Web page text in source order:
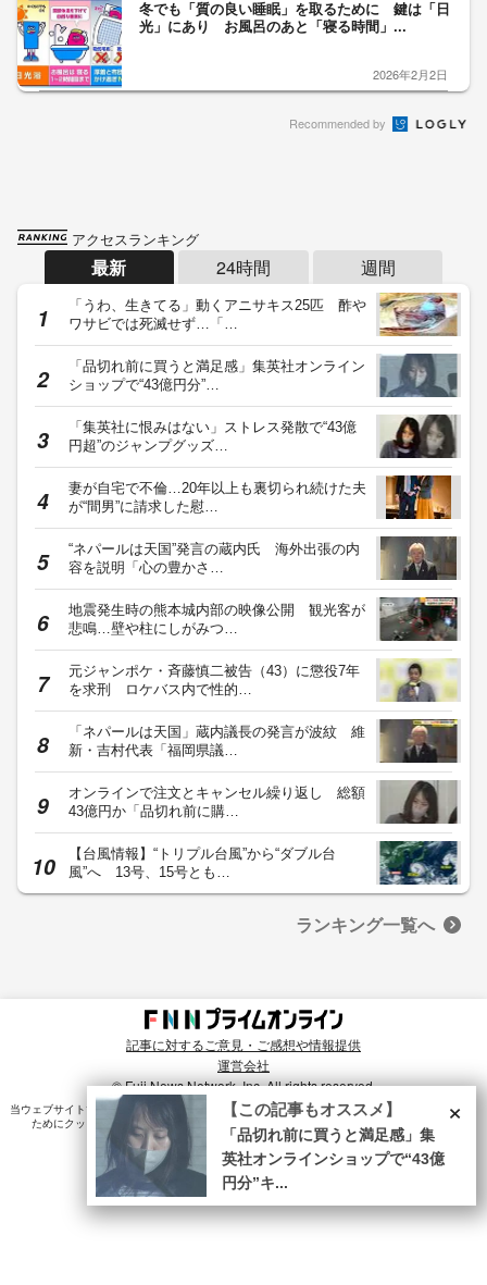
冬でも「質の良い睡眠」を取るために 鍵は「日
光」にあり お風呂のあと「寝る時間」...
2026年2月2日
Recommended by
アクセスランキング
最新 24時間 週間
「うわ、生きてる」動くアニサキス25匹 酢や
ワサビでは死滅せず…「…
「品切れ前に買うと満足感」集英社オンライン
ショップで“43億円分”…
「集英社に恨みはない」ストレス発散で“43億
円超”のジャンプグッズ…
妻が自宅で不倫…20年以上も裏切られ続けた夫
が“間男”に請求した慰…
“ネパールは天国”発言の蔵内氏 海外出張の内
容を説明「心の豊かさ…
地震発生時の熊本城内部の映像公開 観光客が
悲鳴…壁や柱にしがみつ…
元ジャンポケ・斉藤慎二被告（43）に懲役7年
を求刑 ロケバス内で性的…
「ネパールは天国」蔵内議長の発言が波紋 維
新・吉村代表「福岡県議…
オンラインで注文とキャンセル繰り返し 総額
43億円か「品切れ前に購…
【台風情報】“トリプル台風”から“ダブル台
風”へ 13号、15号とも…
ランキング一覧へ
記事に対するご意見・ご感想や情報提供
運営会社
© Fuji News Network, Inc. All rights reserved.
当ウェブサイトでは、ユーザのニーズ・興味・関⼼に合致したコンテンツや広告配信を提供する
ためにクッキーを使⽤しています。詳細は、
プライバシーポリシー をご確認ください。×
【この記事もオススメ】
「品切れ前に買うと満足感」集
英社オンラインショップで“43億
円分”キ...